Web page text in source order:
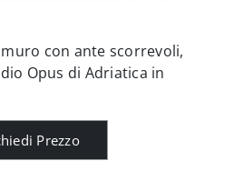
con ante scorrevoli,
Opus di Adriatica in
Prezzo